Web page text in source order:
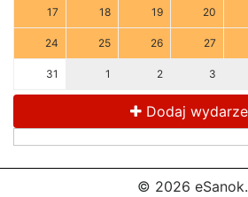
17 18 19 20
24 25 26 27
31 1 2 3
Dodaj
© 2026